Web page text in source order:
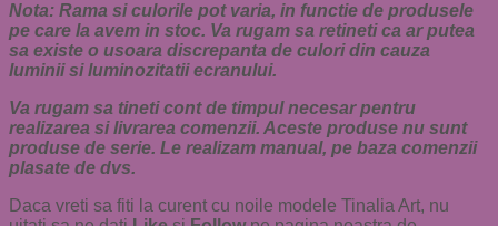
Nota: Rama si culorile pot varia, in functie de produsele
pe care la avem in stoc. Va rugam sa retineti ca ar putea
sa existe o usoara discrepanta de culori din cauza
luminii si luminozitatii ecranului.
Va rugam sa tineti cont de timpul necesar pentru
realizarea si livrarea comenzii. Aceste produse nu sunt
produse de serie. Le realizam manual, pe baza comenzii
plasate de dvs.
Daca vreti sa fiti la curent cu noile modele Tinalia Art, nu